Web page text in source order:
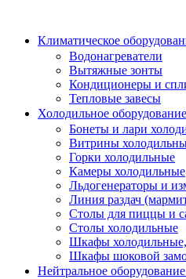
Климатическое
Водонагреватели
Вытяжные зонты
Кондиционеры и
Тепловые завесы
Холодильное оборудование
Бонеты и лари
Витрины
Горки холодильные
Камеры холодильные
Льдогенераторы и
Линия раздач
Столы для пиццы и
Столы холодильные
Шкафы
Шкафы шоковой
Нейтральное оборудование